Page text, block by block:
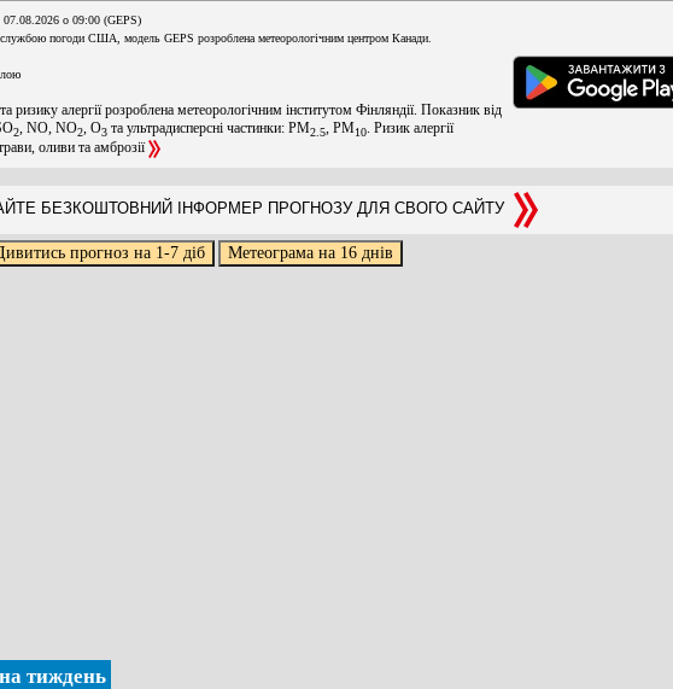
07.08.2026 о 09:00 (GEPS)
погоди США, модель GEPS розроблена метеорологічним центром Канади.
ризику алергії розроблена метеорологічним інститутом Фінляндії. Показник від
2 , NO, NO2 , O3 та ультрадисперсні частинки: PM2.5 , PM10 . Ризик алергії
оливи та амброзії
БЕЗКОШТОВНИЙ ІНФОРМЕР ПРОГНОЗУ ДЛЯ СВОГО САЙТУ
тиждень